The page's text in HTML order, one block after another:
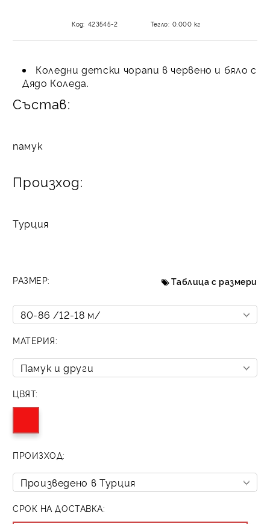
Код: 423545-2 Тегло: 0.000 кг
Коледни детски чорапи в червено и бяло с
Дядо Коледа.
Състав:
памук
Произход:
Турция
РАЗМЕР: Таблица с размери
МАТЕРИЯ:
ЦВЯТ:
ПРОИЗХОД:
СРОК НА ДОСТАВКА: